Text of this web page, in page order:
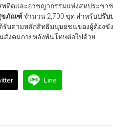
พติดและอาชญากรรมแห่งสหประชา
ขภัณฑ์ จำนวน 2,700 ชุด สำหรับปรับ
รับตามหลักสิทธิมนุษยชนของผู้ต้อง
สังคมภายหลังพ้นโทษต่อไปด้วย
Line